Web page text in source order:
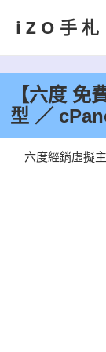
iZO手札
【六度 免
型 ／
六度經銷虛擬